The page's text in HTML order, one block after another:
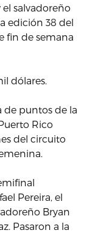
salvadoreño
edición 38 del
fin de semana
dólares.
de puntos de la
Rico
del circuito
Pereira, el
Bryan
Pasaron a la